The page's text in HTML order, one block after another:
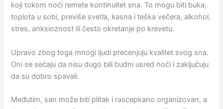
koji tokom noći remete kontinuitet sna. To mogu biti buka,
toplota u sobi, previše svetla, kasna i teška večera, alkohol,
stres, anksioznost ili često okretanje po krevetu.
Upravo zbog toga mnogi ljudi precenjuju kvalitet svog sna.
Oni se sećaju da nisu dugo bili budni usred noći i zaključuju
da su dobro spavali.
Međutim, san može biti plitak i rascepkano organizovan, a